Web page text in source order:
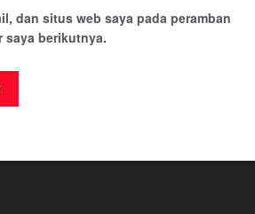
dan situs web saya pada peramban
saya berikutnya.